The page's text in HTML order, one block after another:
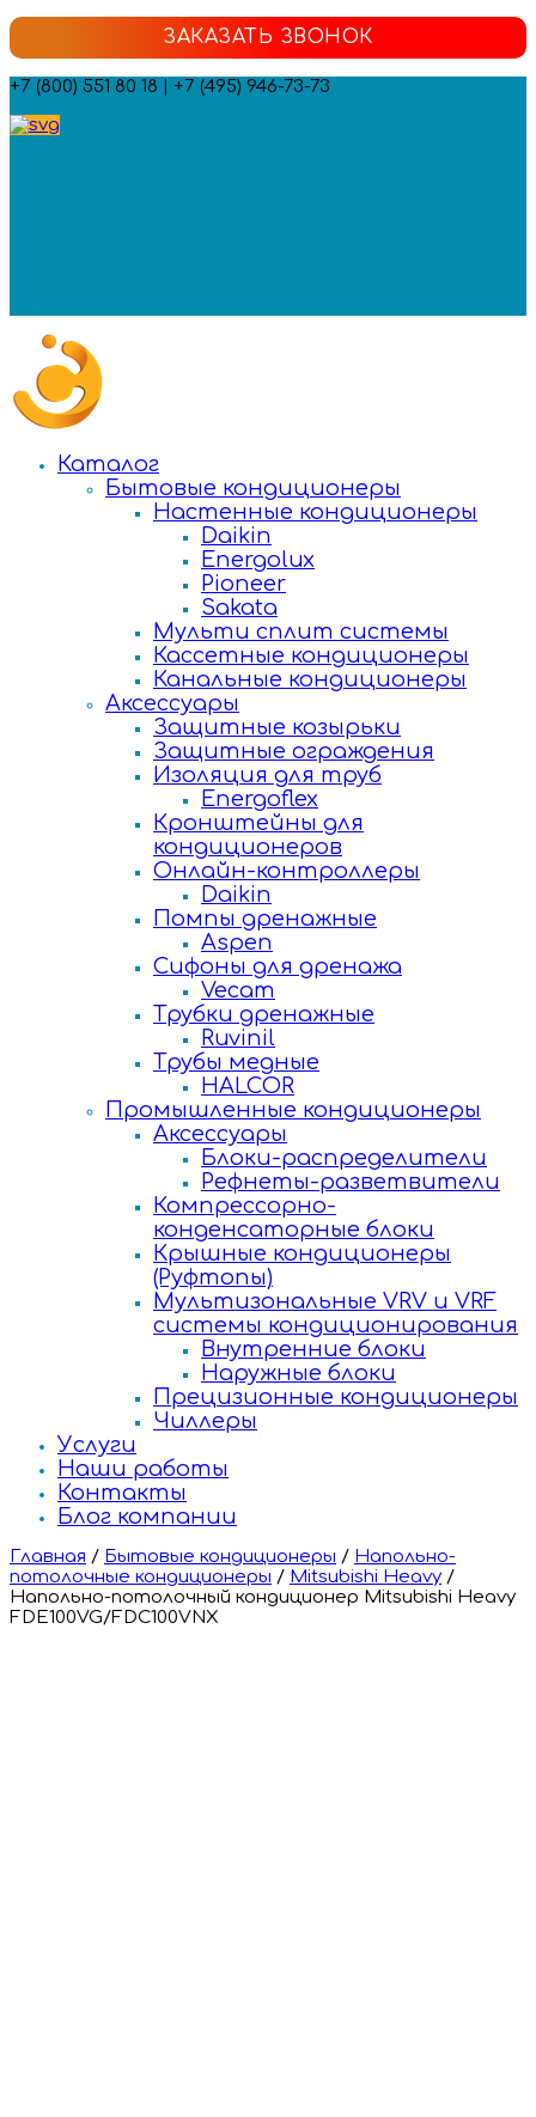
ЗАКАЗАТЬ ЗВОНОК
+7 (800) 551 80 18 | +7 (495) 946-73-73
Каталог
Бытовые кондиционеры
Настенные кондиционеры
Daikin
Energolux
Pioneer
Sakata
Мульти сплит системы
Кассетные кондиционеры
Канальные кондиционеры
Аксессуары
Защитные козырьки
Защитные ограждения
Изоляция для труб
Energoflex
Кронштейны для
кондиционеров
Онлайн-контроллеры
Daikin
Помпы дренажные
Aspen
Сифоны для дренажа
Vecam
Трубки дренажные
Ruvinil
Трубы медные
HALCOR
Промышленные кондиционеры
Аксессуары
Блоки-распределители
Рефнеты-разветвители
Компрессорно-
конденсаторные блоки
Крышные кондиционеры
(Руфтопы)
Мультизональные VRV и VRF
системы кондиционирования
Внутренние блоки
Наружные блоки
Прецизионные кондиционеры
Чиллеры
Услуги
Наши работы
Контакты
Блог компании
Главная / Бытовые кондиционеры / Напольно-
потолочные кондиционеры / Mitsubishi Heavy /
Напольно-потолочный кондиционер Mitsubishi Heavy
FDE100VG/FDC100VNX